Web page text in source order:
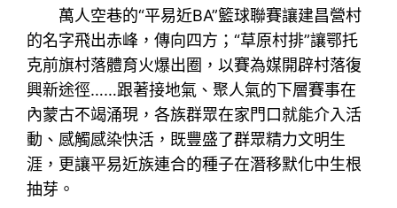
萬人空巷的“平易近BA”籃球聯賽讓建昌營村
的名字飛出赤峰，傳向四方；“草原村排”讓鄂托
克前旗村落體育火爆出圈，以賽為媒開辟村落復
興新途徑……跟著接地氣、聚人氣的下層賽事在
內蒙古不竭涌現，各族群眾在家門口就能介入活
動、感觸感染快活，既豐盛了群眾精力文明生
涯，更讓平易近族連合的種子在潛移默化中生根
抽芽。